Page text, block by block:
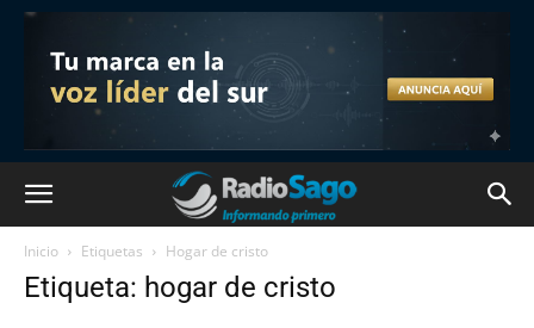
Inicio Etiquetas Hogar de cristo
Etiqueta: hogar de cristo